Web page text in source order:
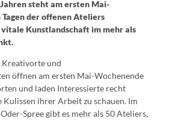
steht am ersten Mai-
der offenen Ateliers
Kunstlandschaft im mehr als
und
öffnen am ersten Mai-Wochenende
und laden Interessierte recht
ihrer Arbeit zu schauen. Im
Spree gibt es mehr als 50 Ateliers,